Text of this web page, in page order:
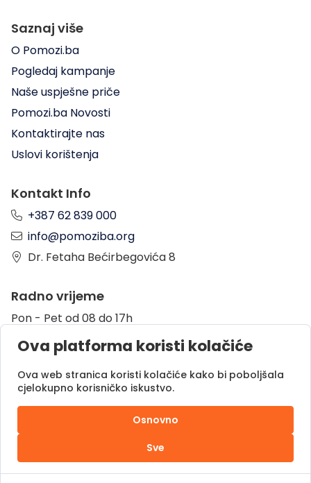
Saznaj više
O Pomozi.ba
Pogledaj kampanje
Naše uspješne priče
Pomozi.ba Novosti
Kontaktirajte nas
Uslovi korištenja
Kontakt Info
+387 62 839 000
info@pomoziba.org
Dr. Fetaha Bećirbegovića 8
Radno vrijeme
Pon - Pet od 08 do 17h
Sub od 10 do 17h
Nedjelja - neradni dan
Donacije putem
Ova platforma koristi kolačiće
Ova web stranica koristi kolačiće kako bi poboljšala
cjelokupno korisničko iskustvo.
Osnovno
Sve